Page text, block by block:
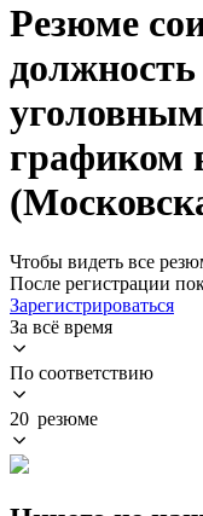
Резюме
должность
графиком
Чтобы видеть все
После регистрации
Зарегистрироваться
За всё время
По соответствию
20 резюме